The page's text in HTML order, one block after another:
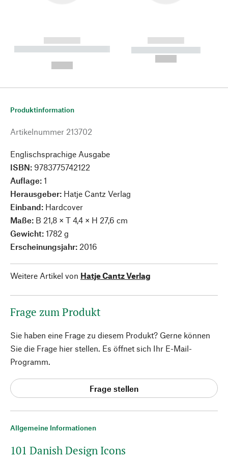
------------
----------- ----------- --------
------------
----------- -----------
Allgemeine Informationen
101 Danish Design Icons
Produktinformation
Artikelnummer 213702
Englischsprachige Ausgabe
ISBN: 9783775742122
Auflage: 1
Herausgeber: Hatje Cantz Verlag
Einband: Hardcover
Maße: B 21,8 × T 4,4 × H 27,6 cm
Gewicht: 1782 g
Erscheinungsjahr: 2016
Weitere Artikel von Hatje Cantz Verlag
Frage zum Produkt
Sie haben eine Frage zu diesem Produkt? Gerne können
Sie die Frage hier stellen. Es öffnet sich Ihr E-Mail-
Programm.
Frage stellen